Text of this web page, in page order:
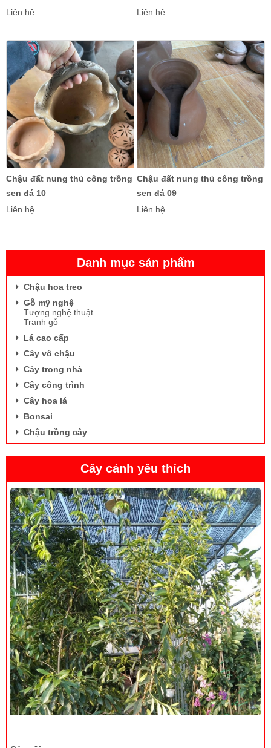
Liên hệ
Liên hệ
Chậu đất nung thủ công trồng
sen đá 10
Liên hệ
Chậu đất nung thủ công trồng
sen đá 09
Liên hệ
Danh mục sản phẩm
Chậu hoa treo
Gỗ mỹ nghệ
Tượng nghệ thuật
Tranh gỗ
Lá cao cấp
Cây vô chậu
Cây trong nhà
Cây công trình
Cây hoa lá
Bonsai
Chậu trồng cây
Cây cảnh yêu thích
Cây lá môn cao cấp vô chậu đẹp
Hoa sim
Cây vối